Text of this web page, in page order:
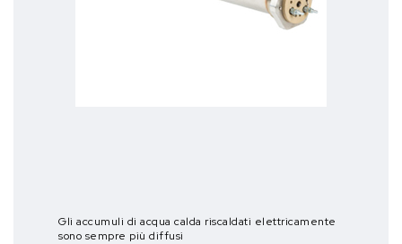
Gli accumuli di acqua calda riscaldati elettricamente
sono sempre più diffusi